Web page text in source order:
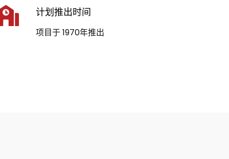
计划推出时间
项目于 1970年推出